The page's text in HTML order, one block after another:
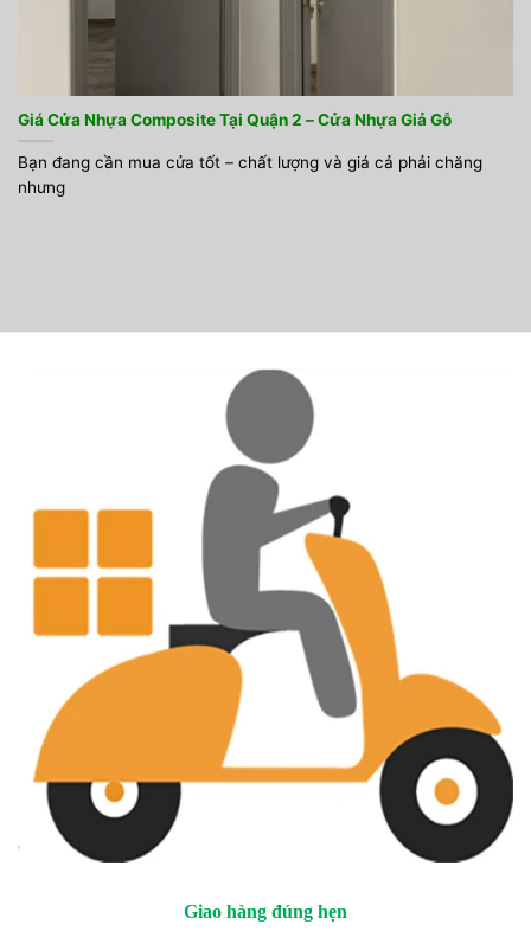
Giá Cửa Nhựa Composite Tại Quận 2 – Cửa Nhựa Giả Gỗ
Bạn đang cần mua cửa tốt – chất lượng và giá cả phải chăng
nhưng
Giao hàng đúng hẹn